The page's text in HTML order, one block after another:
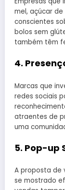
mel, açúcar
conscientes
bolos sem
também têm
4.
Marcas que
redes sociais
atraentes de
uma
5. Pop-up
A proposta de
se mostrado